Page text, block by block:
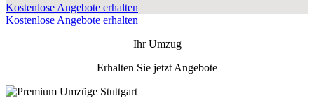
Kostenlose Angebote erhalten
Kostenlose Angebote erhalten
Ihr Umzug
Erhalten Sie jetzt Angebote